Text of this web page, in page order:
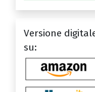
Versione
su: